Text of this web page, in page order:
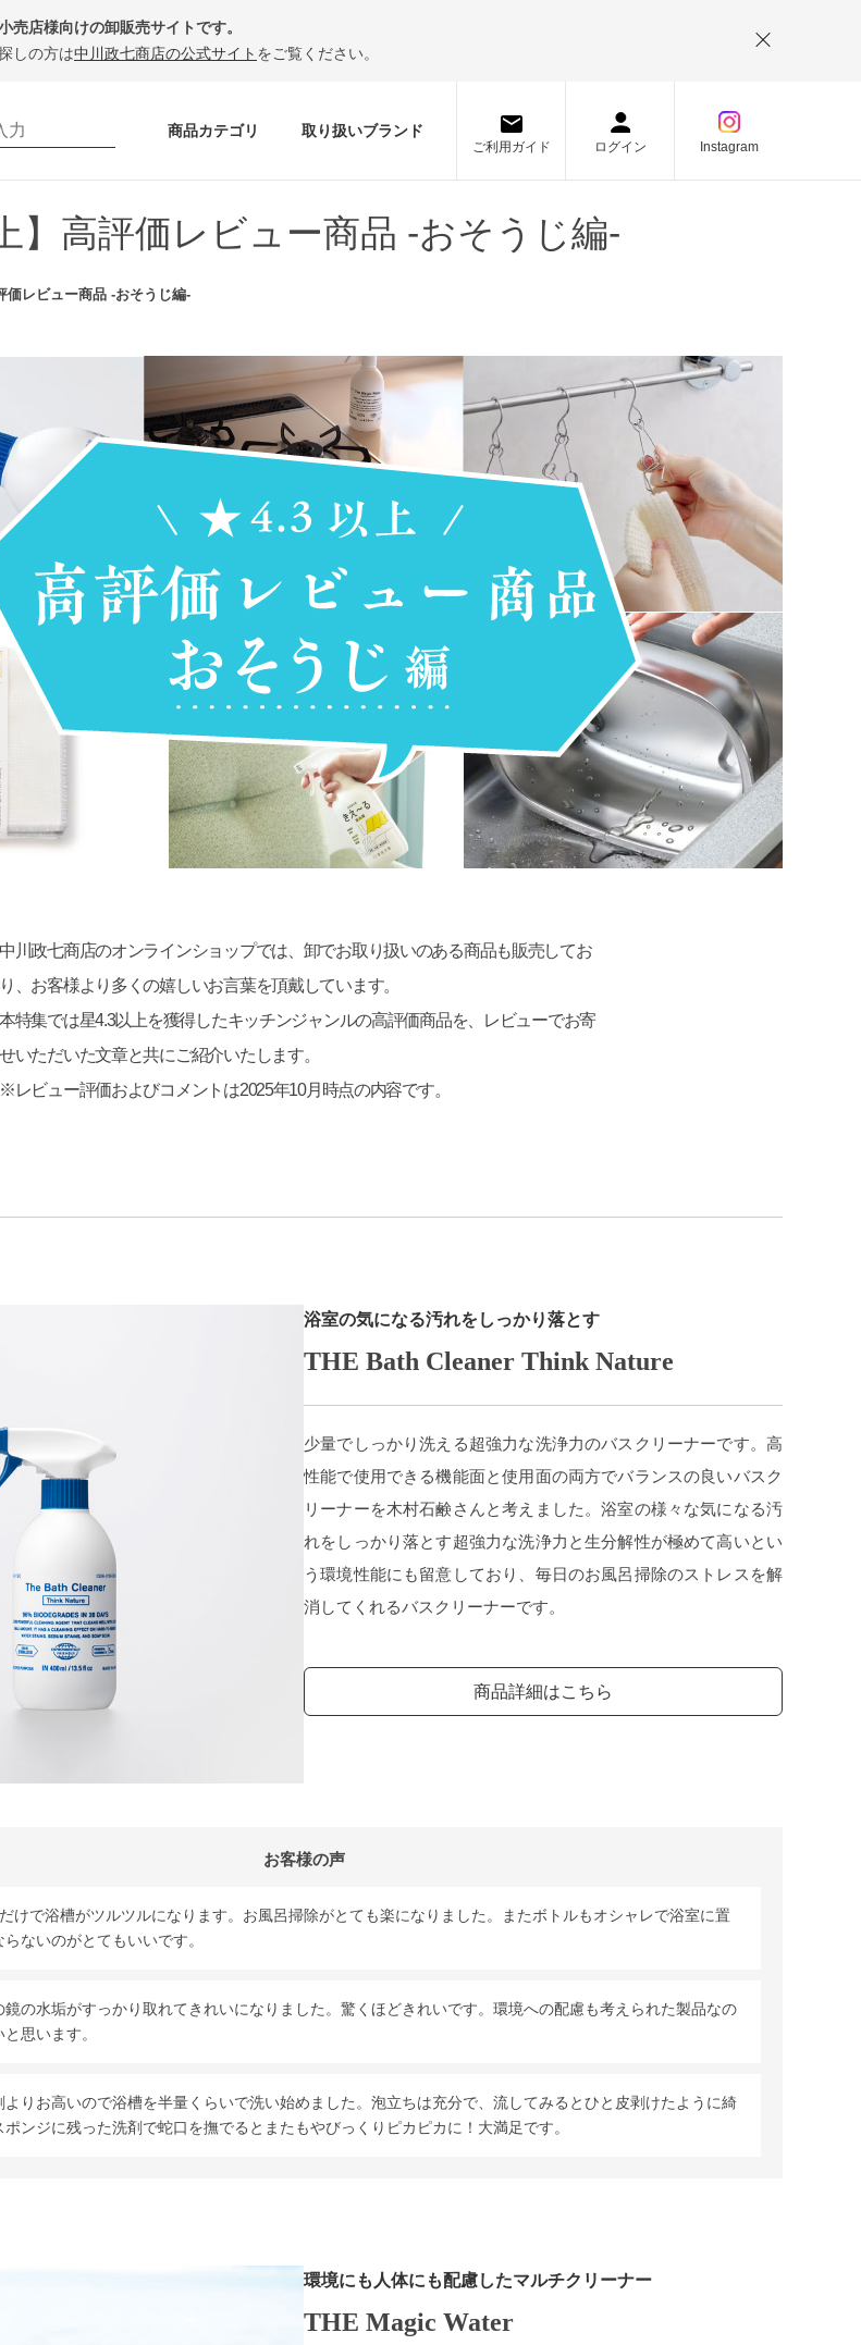
売店様向けの卸販売サイトです。
しの方は中川政七商店の公式サイト をご覧ください。
商品カテゴリ 取り扱いブランド
ご利用ガイド ログイン Instagram
】高評価レビュー商品 -おそうじ編-
価レビュー商品 -おそうじ編-
中川政七商店のオンラインショップでは、卸でお取り扱いのある商品も販売してお
り、お客様より多くの嬉しいお言葉を頂戴しています。
本特集では星4.3以上を獲得したキッチンジャンルの高評価商品を、レビューでお寄
せいただいた文章と共にご紹介いたします。
※レビュー評価およびコメントは2025年10月時点の内容です。
浴室の気になる汚れをしっかり落とす
THE Bath Cleaner Think Nature
少量でしっかり洗える超強力な洗浄力のバスクリーナーです。高
性能で使用できる機能面と使用面の両方でバランスの良いバスク
リーナーを木村石鹸さんと考えました。浴室の様々な気になる汚
れをしっかり落とす超強力な洗浄力と生分解性が極めて高いとい
う環境性能にも留意しており、毎日のお風呂掃除のストレスを解
消してくれるバスクリーナーです。
商品詳細はこちら
お客様の声
けで浴槽がツルツルになります。お風呂掃除がとても楽になりました。またボトルもオシャレで浴室に置
ないのがとてもいいです。
の水垢がすっかり取れてきれいになりました。驚くほどきれいです。環境への配慮も考えられた製品なの
思います。
りお高いので浴槽を半量くらいで洗い始めました。泡立ちは充分で、流してみるとひと皮剥けたように綺
ンジに残った洗剤で蛇口を撫でるとまたもやびっくりピカピカに！大満足です。
環境にも人体にも配慮したマルチクリーナー
THE Magic Water